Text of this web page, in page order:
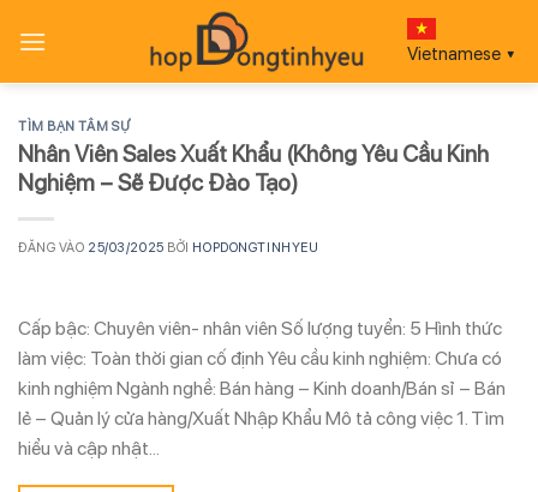
qua
Vietnamese ▼
TÌM BẠN TÂM SỰ
Nhân Viên Sales Xuất Khẩu (Không Yêu Cầu Kinh
Nghiệm – Sẽ Được Đào Tạo)
ĐĂNG VÀO 25/03/2025 BỞI HOPDONGTINHYEU
Cấp bậc: Chuyên viên- nhân viên Số lượng tuyển: 5 Hình thức
làm việc: Toàn thời gian cố định Yêu cầu kinh nghiệm: Chưa có
kinh nghiệm Ngành nghề: Bán hàng – Kinh doanh/Bán sỉ – Bán
lẻ – Quản lý cửa hàng/Xuất Nhập Khẩu Mô tả công việc 1. Tìm
hiểu và cập nhật…